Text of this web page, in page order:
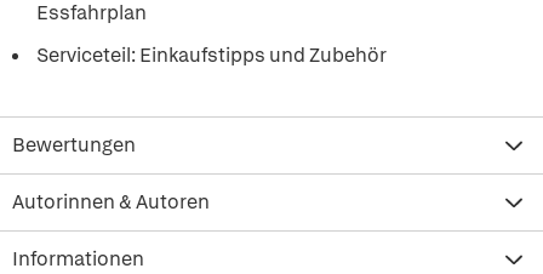
Essfahrplan
Serviceteil: Einkaufstipps und Zubehör
Bewertungen
Autorinnen & Autoren
Informationen